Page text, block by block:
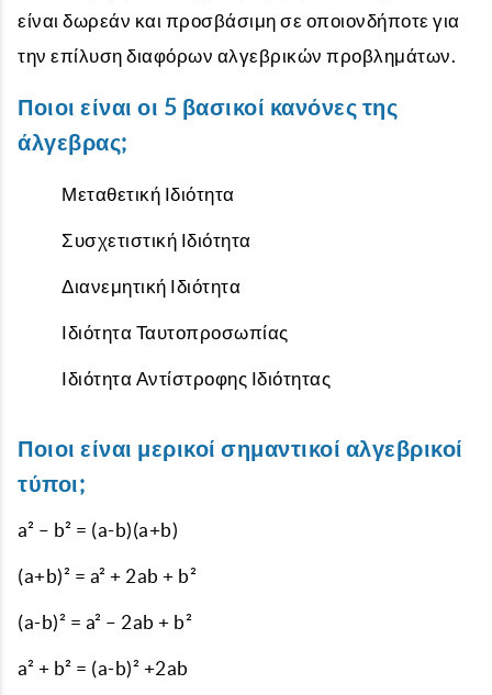
είναι δωρεάν και προσβάσιμη σε οποιονδήποτε για
την επίλυση διαφόρων αλγεβρικών προβλημάτων.
Ποιοι είναι οι 5 βασικοί κανόνες της
άλγεβρας;
Μεταθετική Ιδιότητα
Συσχετιστική Ιδιότητα
Διανεμητική Ιδιότητα
Ιδιότητα Ταυτοπροσωπίας
Ιδιότητα Αντίστροφης Ιδιότητας
Ποιοι είναι μερικοί σημαντικοί αλγεβρικοί
τύποι;
a² – b² = (a-b)(a+b)
(a+b)² = a² + 2ab + b²
(a-b)² = a² – 2ab + b²
a² + b² = (a-b)² +2ab